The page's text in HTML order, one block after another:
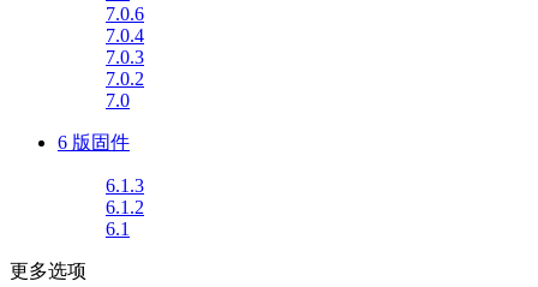
7.0.6
7.0.4
7.0.3
7.0.2
7.0
6 版固件
6.1.3
6.1.2
6.1
更多选项